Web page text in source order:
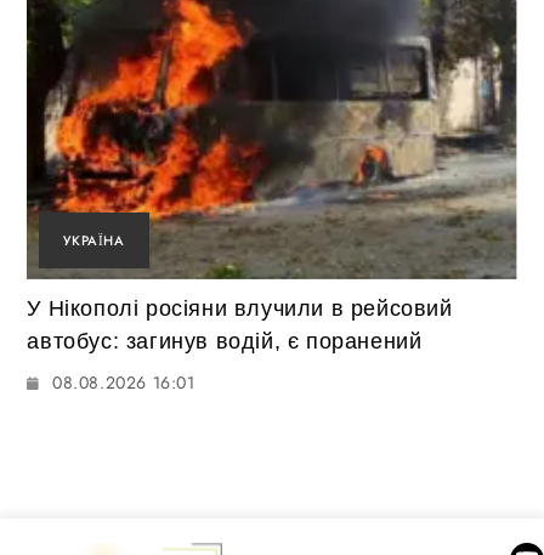
УКРАЇНА
У Нікополі росіяни влучили в рейсовий
автобус: загинув водій, є поранений
08.08.2026 16:01